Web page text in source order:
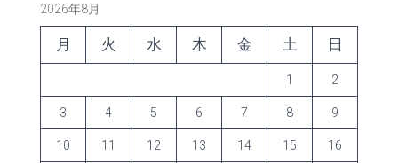
2026年8月
月 火 水 木 金 土 日
1 2
3 4 5 6 7 8 9
10 11 12 13 14 15 16